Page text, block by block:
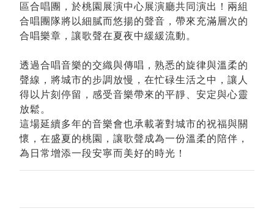
區合唱團，於桃園展演中心展演廳共同演出！兩組
合唱團隊將以細膩而悠揚的聲音，帶來充滿層次的
合唱樂章，讓歌聲在夏夜中緩緩流動。
透過合唱音樂的交織與傳唱，熟悉的旋律與溫柔的
聲線，將城市的步調放慢，在忙碌生活之中，讓人
得以片刻停留，感受音樂帶來的平靜、安定與心靈
放鬆。
這場延續多年的音樂會也承載著對城市的祝福與關
懷，在盛夏的桃園，讓歌聲成為一份溫柔的陪伴，
為日常增添一段安寧而美好的時光！